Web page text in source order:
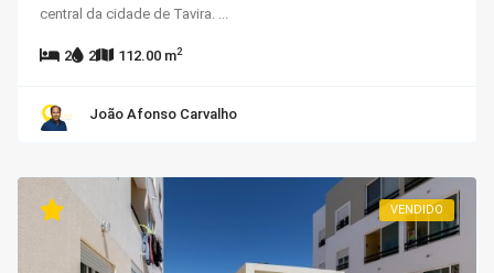
central da cidade de Tavira.
2 2 112.00 m2
João Afonso Carvalho
VENDIDO